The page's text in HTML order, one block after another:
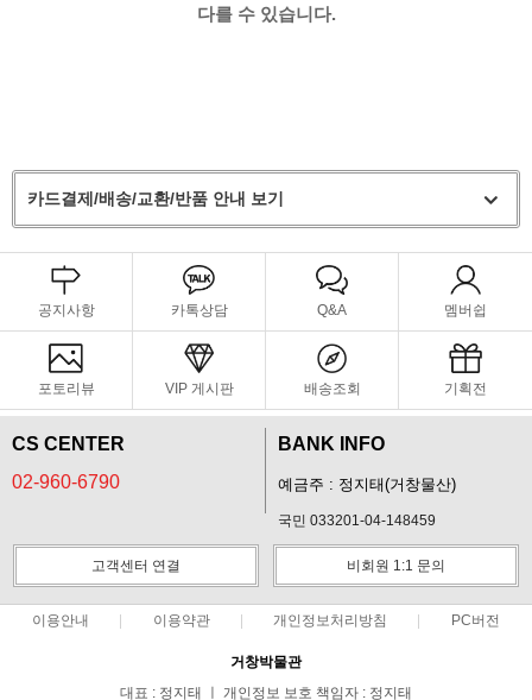
다를 수 있습니다.
카드결제/배송/교환/반품 안내 보기
공지사항 카톡상담 Q&A 멤버쉽
포토리뷰 VIP 게시판 배송조회 기획전
CS CENTER
02-960-6790
BANK INFO
예금주 : 정지태(거창물산)
국민 033201-04-148459
고객센터 연결 비회원 1:1 문의
이용안내 이용약관 개인정보처리방침 PC버전
거창박물관
대표 : 정지태 ㅣ 개인정보 보호 책임자 : 정지태